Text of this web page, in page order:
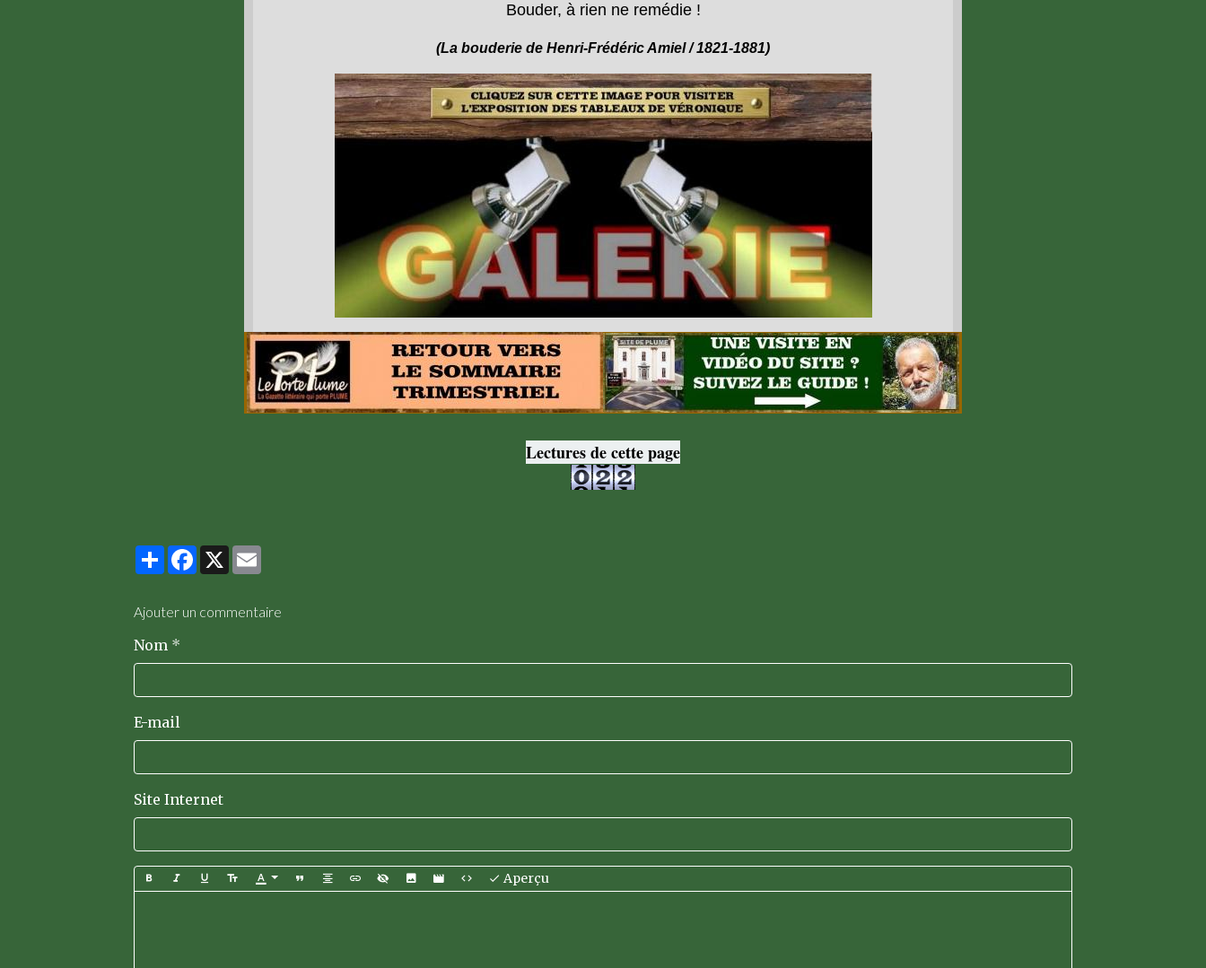
Bouder, à rien ne remédie !
(La bouderie de Henri-Frédéric Amiel / 1821-1881)
Lectures de cette page
PartagerFacebook
X
Ajouter un commentaire
Nom
E-mail
Site Internet
Aperçu